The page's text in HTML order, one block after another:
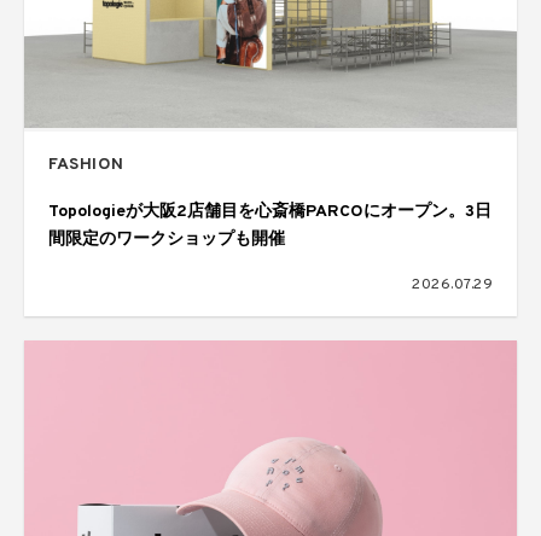
FASHION
Topologieが大阪2店舗目を心斎橋PARCOにオープン。3日
間限定のワークショップも開催
2026.07.29